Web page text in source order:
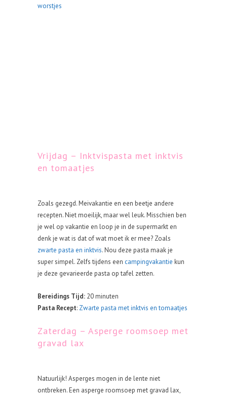
worstjes
Vrijdag – Inktvispasta met inktvis
en tomaatjes
Zoals gezegd. Meivakantie en een beetje andere
recepten. Niet moeilijk, maar wel leuk. Misschien ben
je wel op vakantie en loop je in de supermarkt en
denk je wat is dat of wat moet ik er mee? Zoals
zwarte pasta en inktvis. Nou deze pasta maak je
super simpel. Zelfs tijdens een campingvakantie kun
je deze gevarieerde pasta op tafel zetten.
Bereidings Tijd: 20 minuten
Pasta Recept: Zwarte pasta met inktvis en tomaatjes
Zaterdag – Asperge roomsoep met
gravad lax
Natuurlijk! Asperges mogen in de lente niet
ontbreken. Een asperge roomsoep met gravad lax,